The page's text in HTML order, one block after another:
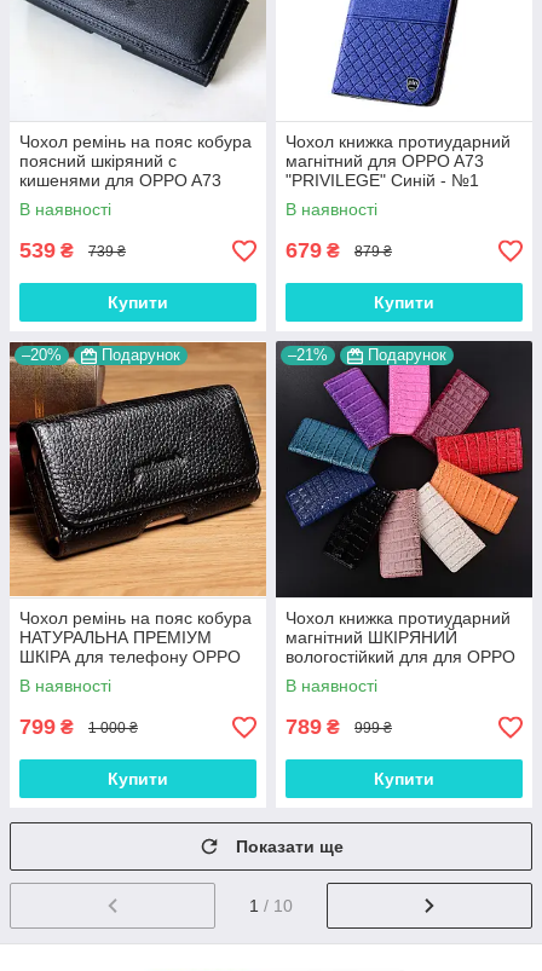
Чохол ремінь на пояс кобура
поясний шкіряний c
кишенями для OPPO A73
"RAMOS"
В наявності
539 ₴ 739 ₴
Купити
Чохол книжка протиударний
магнітний для OPPO A73
"PRIVILEGE" Синій - №1
В наявності
679 ₴ 879 ₴
Купити
–20% Подарунок
Чохол ремінь на пояс кобура
НАТУРАЛЬНА ПРЕМІУМ
ШКІРА для телефону OPPO
A73 "FLOTAR"
В наявності
799 ₴ 1 000 ₴
Купити
–21% Подарунок
Чохол книжка протиударний
магнітний ШКІРЯНИЙ
вологостійкий для для OPPO
A73 "LUXON"
В наявності
789 ₴ 999 ₴
Купити
Показати ще
1 / 10